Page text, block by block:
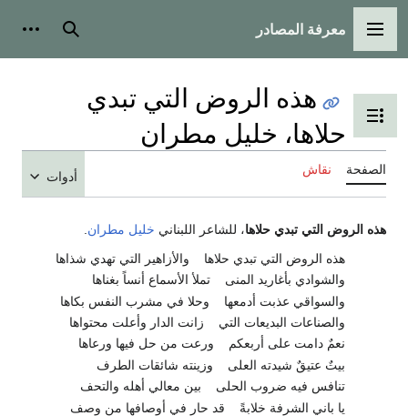
القائمة الرئيسية
معرفة المصادر بحث
تبديل عرض جدول المحتويات
هذه الروض التي تبدي
حلاها، خليل مطران
الصفحة نقاش أدوات
هذه الروض التي تبدي حلاها، للشاعر اللبناني خليل مطران
هذه الروض التي تبدي حلاها
والأزاهير التي تهدي شذاها
والشوادي بأغاريد المنى
تملأ الأسماع أنساً بغناها
والسواقي عذبت أدمعها
وحلا في مشرب النفس بكاها
والصناعات البديعات التي
زانت الدار وأعلت محتواها
نعمٌ دامت على أربعكم
ورعت من حل فيها ورعاها
بيتٌ عتيقٌ شيدته العلى
وزينته شائقات الطرف
تنافس فيه ضروب الحلى
بين معالي أهله والتحف
يا باني الشرفة خلابةً
قد حار في أوصافها من وصف